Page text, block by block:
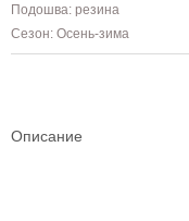
Подошва: резина
Сезон: Осень-зима
Описание